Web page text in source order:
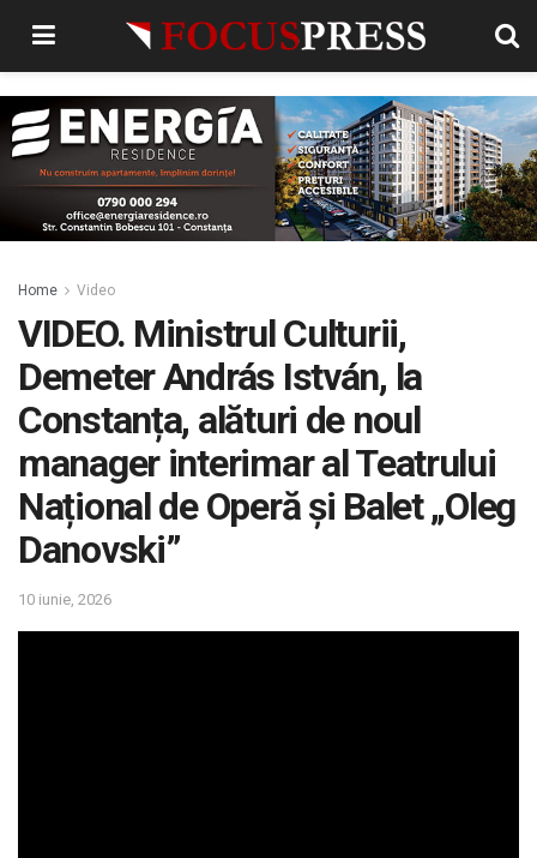
Home Video
VIDEO. Ministrul Culturii,
Demeter András István, la
Constanța, alături de noul
manager interimar al Teatrului
Național de Operă și Balet „Oleg
Danovski”
10 iunie, 2026